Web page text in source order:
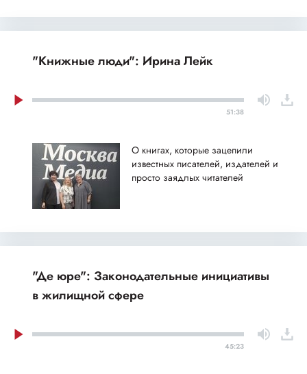
"Книжные люди": Ирина Лейк
51:38
О книгах, которые зацепили
известных писателей, издателей и
просто заядлых читателей
"Де юре": Законодательные инициативы
в жилищной сфере
45:23